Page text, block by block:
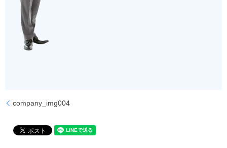
company_img004